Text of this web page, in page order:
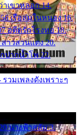
าเขาหลอก 14.
เรือล่มในหนอง 16.
อดีตรักโรงทอ 18.
สาวสวนแตง 20.
กปากน้ำโพ 22.
มเพลงดังเพราะๆ
นางฟ้าสลัม 3.